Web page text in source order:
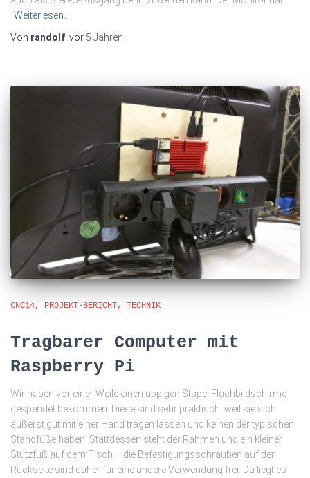
Weiterlesen…
Von randolf , vor 5 Jahren
CNC14 PROJEKT-BERICHT TECHNIK
Tragbarer Computer mit
Raspberry Pi
Wir haben vor einer Weile einen üppigen Stapel Flachbildschirme
gespendet bekommen. Diese sind sehr praktisch, weil sie sich
äußerst gut mit einer Hand tragen lassen und keinen der typischen
Standfüße haben. Stattdessen steht der Rahmen und ein kleiner
Stützfuß auf dem Tisch – die Befestigungsschrauben auf der
Rückseite sind daher für eine andere Verwendung frei. Da liegt es